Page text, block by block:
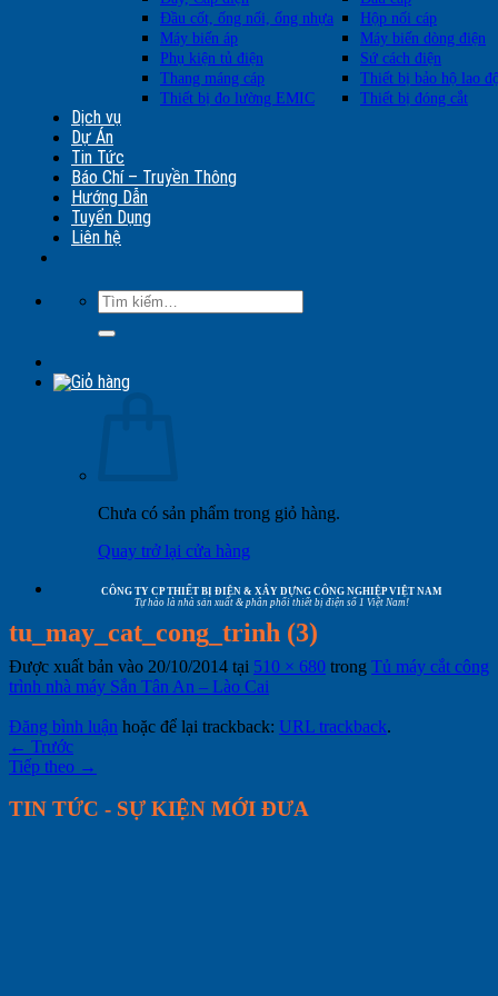
Đầu cốt, ống nối, ống nhựa
Hộp nối cáp
Máy biến áp
Máy biến dòng điện
Phụ kiện tủ điện
Sứ cách điện
Thang máng cáp
Thiết bị bảo hộ lao
Thiết bị đo lường EMIC
Thiết bị đóng cắt
Dịch vụ
Dự Án
Tin Tức
Báo Chí – Truyền Thông
Hướng Dẫn
Tuyển Dụng
Liên hệ
Tìm
kiếm:
Chưa có sản phẩm trong giỏ hàng.
Quay trở lại cửa hàng
CÔNG TY CP THIẾT BỊ ĐIỆN & XÂY DỰNG CÔNG NGHIỆP VIỆT NAM
Tự hào là nhà sản xuất & phân phối thiết bị điện số 1 Việt Nam!
tu_may_cat_cong_trinh (3)
Được xuất bản vào 20/10/2014 tại 510 × 680 trong Tủ máy cắt công
trình nhà máy Sắn Tân An – Lào Cai
Đăng bình luận hoặc để lại trackback: URL trackback.
← Trước
Tiếp theo →
TIN TỨC - SỰ KIỆN MỚI ĐƯA